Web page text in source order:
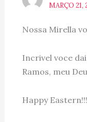
MARÇO
Nossa Mirella
Incrivel voce
Ramos, meu
Happy